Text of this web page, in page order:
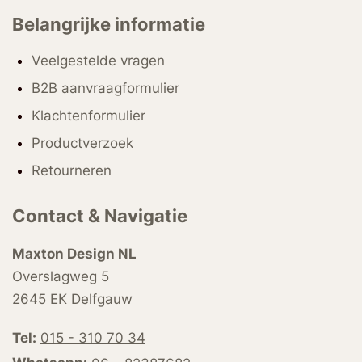
Belangrijke informatie
Veelgestelde vragen
B2B aanvraagformulier
Klachtenformulier
Productverzoek
Retourneren
Contact & Navigatie
Maxton Design NL
Overslagweg 5
2645 EK Delfgauw
Tel: 015 - 310 70 34